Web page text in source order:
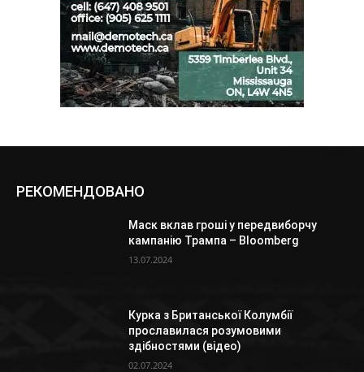
РЕКОМЕНДОВАНО
Маск вклав гроші у передвиборчу
кампанію Трампа – Bloomberg
13.07.2024
Курка з Британської Колумбії
прославилася розумовими
здібностями (відео)
02.07.2024